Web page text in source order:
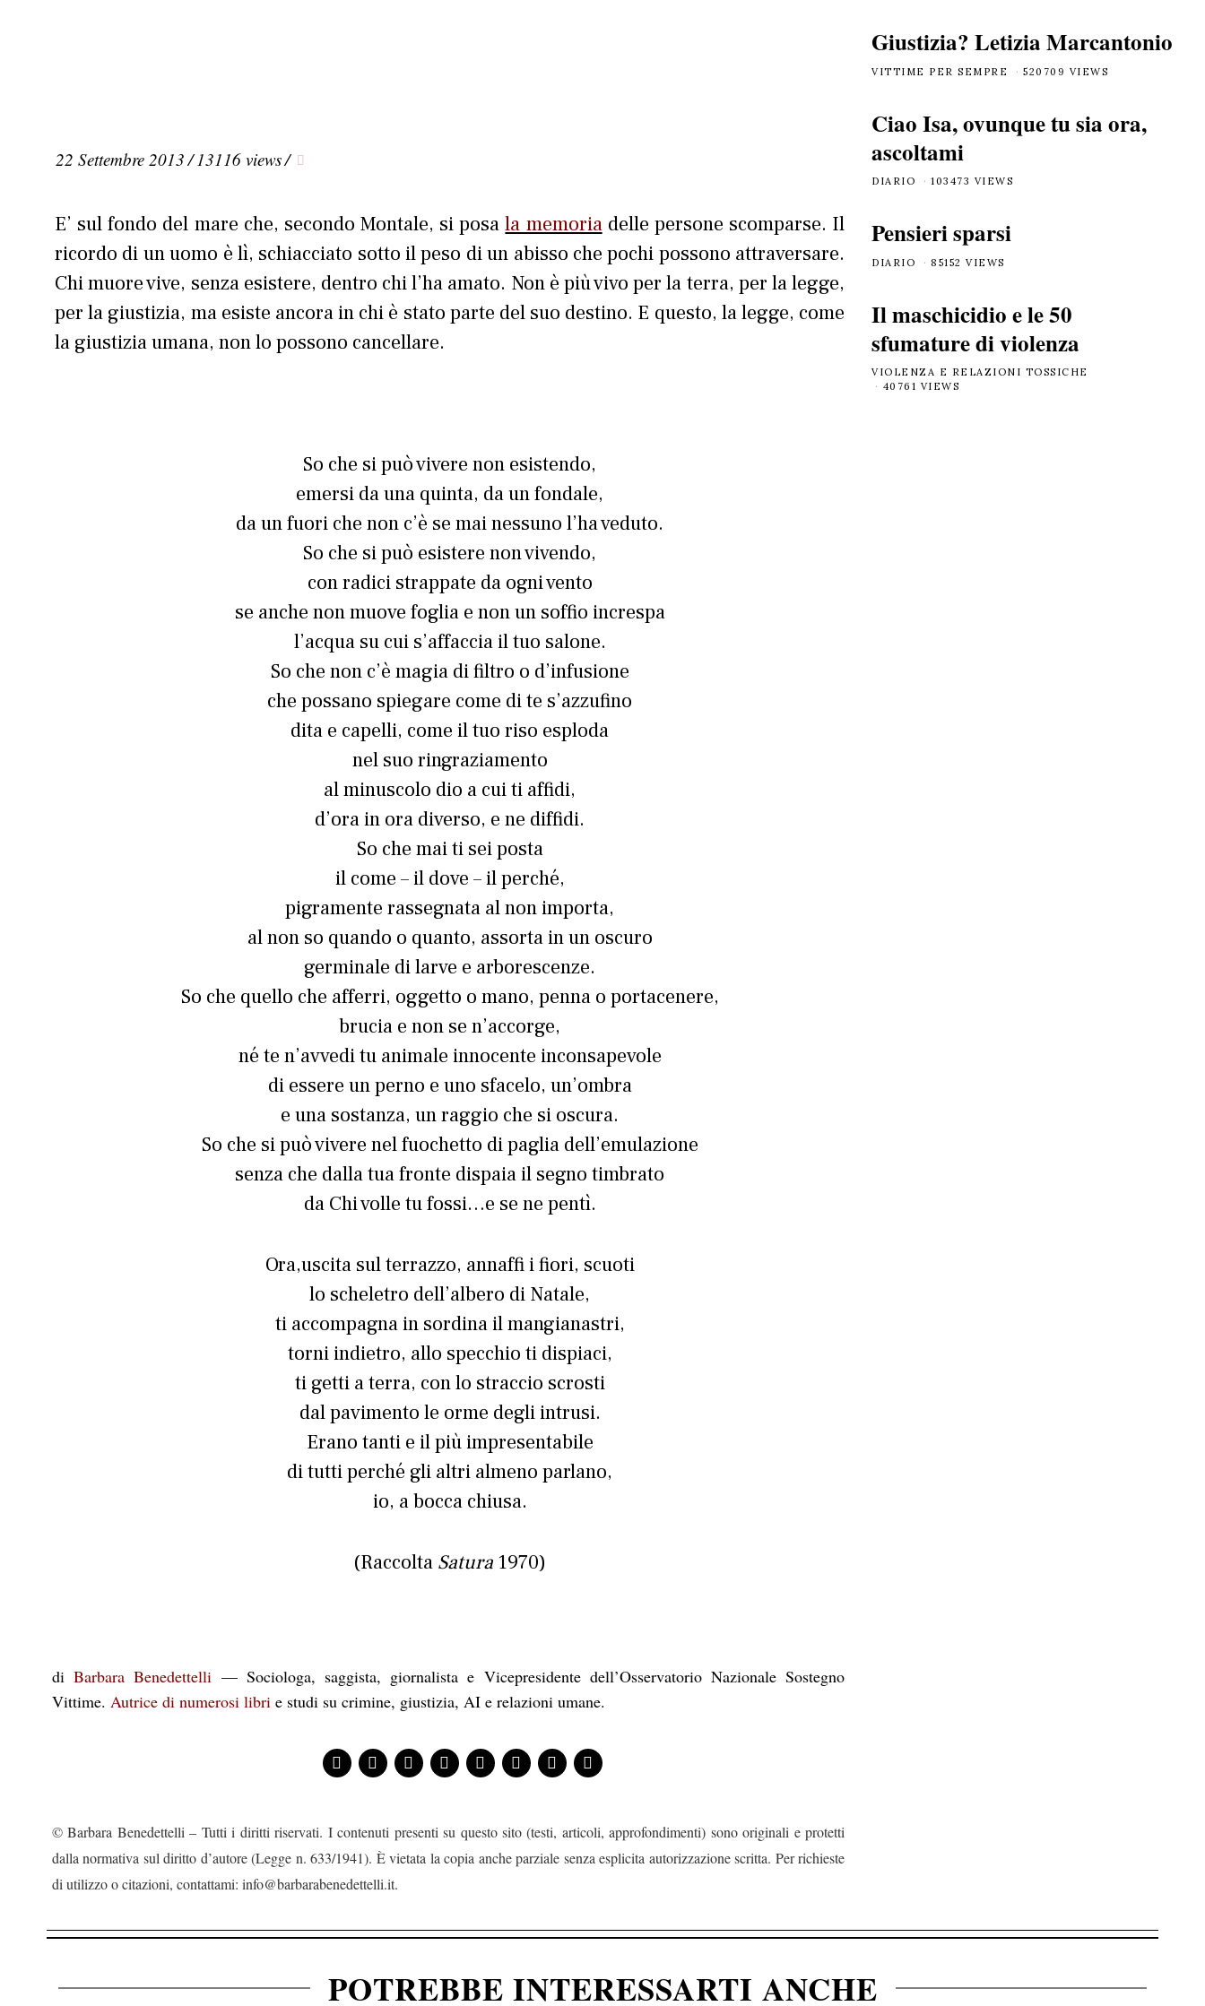
22 Settembre 2013 / 13116 views/
E’ sul fondo del mare che, secondo Montale, si posala memoriadelle persone scomparse. Il
ricordo di un uomo è lì, schiacciato sotto il peso di un abisso che pochi possono attraversare.
Chi muore vive, senza esistere, dentro chi l’ha amato. Non è più vivo per la terra, per la legge,
per la giustizia, ma esiste ancora in chi è stato parte del suo destino. E questo, la legge, come
la giustizia umana, non lo possono cancellare.
So che si può vivere non esistendo,
emersi da una quinta, da un fondale,
da un fuori che non c’è se mai nessuno l’ha veduto.
So che si può esistere non vivendo,
con radici strappate da ogni vento
se anche non muove foglia e non un soffio increspa
l’acqua su cui s’affaccia il tuo salone.
So che non c’è magia di filtro o d’infusione
che possano spiegare come di te s’azzufino
dita e capelli, come il tuo riso esploda
nel suo ringraziamento
al minuscolo dio a cui ti affidi,
d’ora in ora diverso, e ne diffidi.
So che mai ti sei posta
il come – il dove – il perché,
pigramente rassegnata al non importa,
al non so quando o quanto, assorta in un oscuro
germinale di larve e arborescenze.
So che quello che afferri, oggetto o mano, penna o portacenere,
brucia e non se n’accorge,
né te n’avvedi tu animale innocente inconsapevole
di essere un perno e uno sfacelo, un’ombra
e una sostanza, un raggio che si oscura.
So che si può vivere nel fuochetto di paglia dell’emulazione
senza che dalla tua fronte dispaia il segno timbrato
da Chi volle tu fossi…e se ne pentì.
Ora,uscita sul terrazzo, annaffi i fiori, scuoti
lo scheletro dell’albero di Natale,
ti accompagna in sordina il mangianastri,
torni indietro, allo specchio ti dispiaci,
ti getti a terra, con lo straccio scrosti
dal pavimento le orme degli intrusi.
Erano tanti e il più impresentabile
di tutti perché gli altri almeno parlano,
io, a bocca chiusa.
(Raccolta Satura 1970)
diBarbara Benedettelli — Sociologa, saggista, giornalista e Vicepresidente dell’Osservatorio Nazionale Sostegno
Vittime. Autrice di numerosi libri e studi su crimine, giustizia, AI e relazioni umane.
© Barbara Benedettelli – Tutti i diritti riservati. I contenuti presenti su questo sito (testi, articoli, approfondimenti) sono originali e protetti
dalla normativa sul diritto d’autore (Legge n. 633/1941). È vietata la copia anche parziale senza esplicita autorizzazione scritta. Per richieste
di utilizzo o citazioni, contattami: info@barbarabenedettelli.it.
Giustizia? Letizia Marcantonio
VITTIME PER SEMPRE 520709 VIEWS
Ciao Isa, ovunque tu sia ora,
ascoltami
DIARIO 103473 VIEWS
Pensieri sparsi
DIARIO 85152 VIEWS
Il maschicidio e le 50
sfumature di violenza
VIOLENZA E RELAZIONI TOSSICHE
40761 VIEWS
POTREBBE INTERESSARTI ANCHE